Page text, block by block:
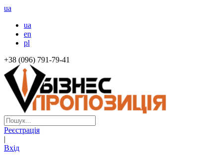
ua
ua
en
pl
+38 (096) 791-79-41
Реєстрація
|
Вхід